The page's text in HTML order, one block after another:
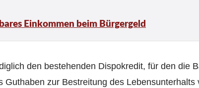
Einkommen beim Bürgergeld
den bestehenden Dispokredit, für den die
Guthaben zur Bestreitung des